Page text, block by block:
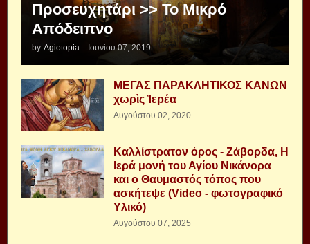
Προσευχητάρι >> Το Μικρό
Απόδειπνο
by Agiotopia - Ιουνίου 07, 2019
ΜΕΓΑΣ ΠΑΡΑΚΛΗΤΙΚΟΣ ΚΑΝΩΝ
χωρὶς Ἱερέα
Αυγούστου 02, 2020
Καλλίστρατον όρος - Ζάβορδα, Η
Ιερά μονή του Αγίου Νικάνορα
και ο Θαυμαστός τόπος που
ασκήτεψε (Video - φωτογραφικό
Υλικό)
Αυγούστου 07, 2025